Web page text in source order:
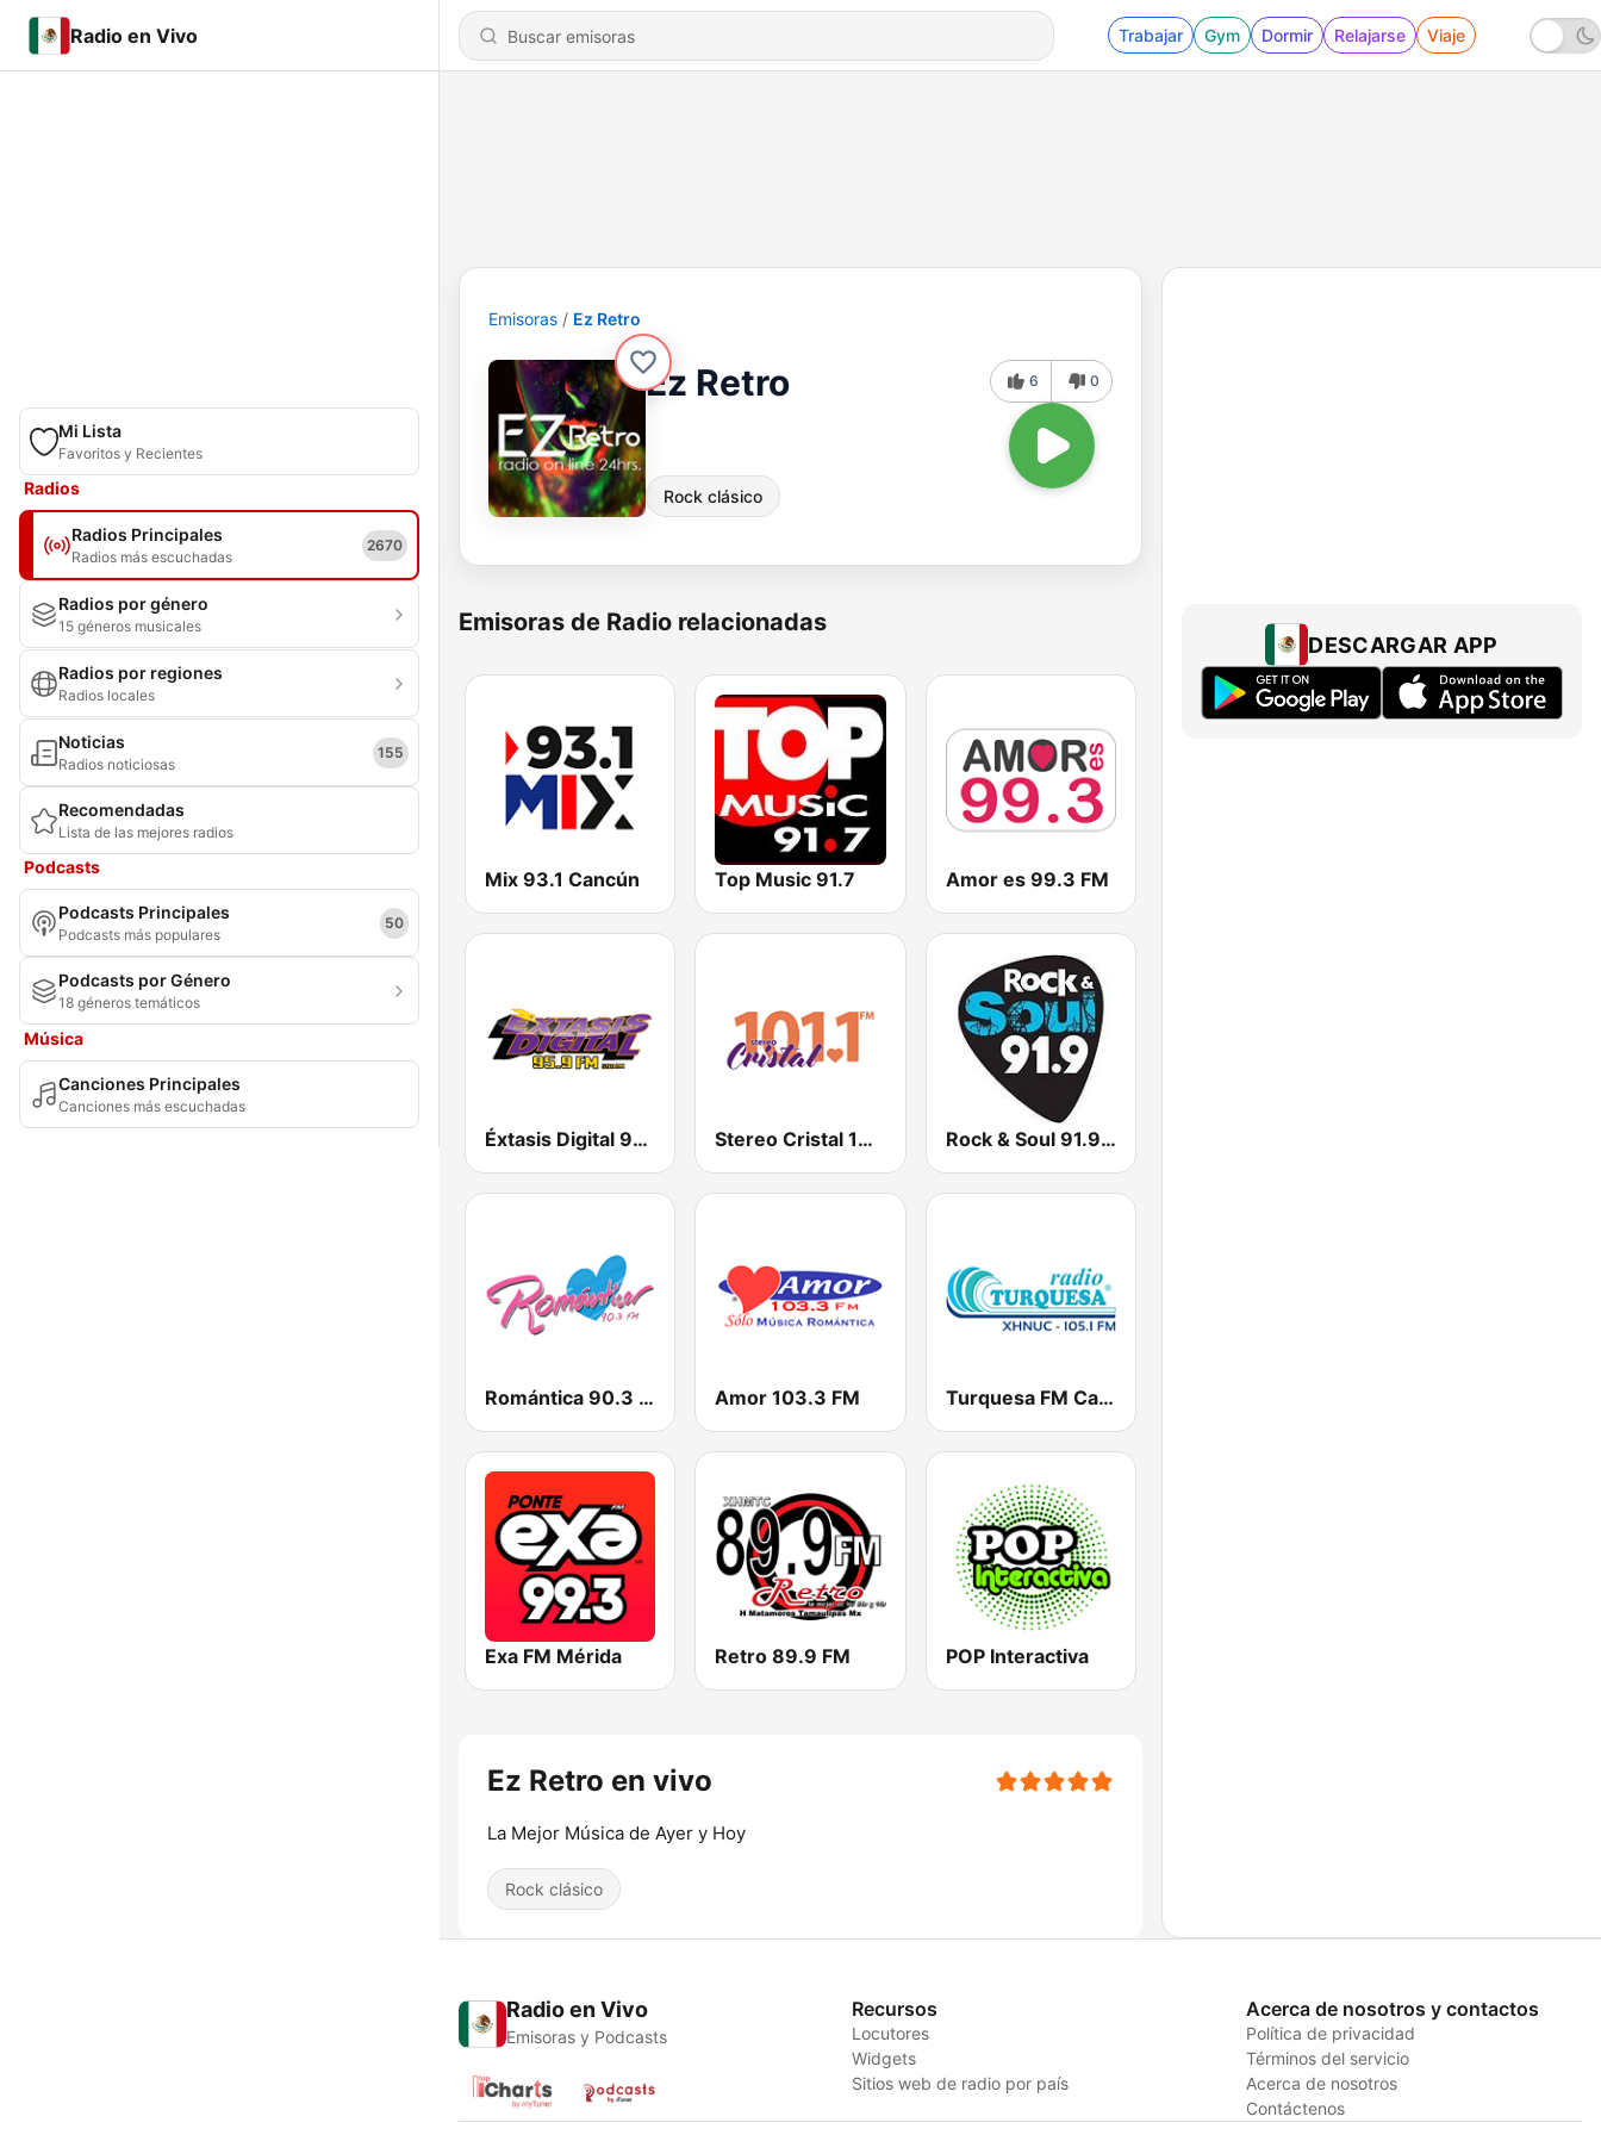
Radio en Vivo Trabajar Gym Dormir Relajarse Viaje
Mi Lista
Favoritos y Recientes
Radios
Radios Principales
Radios más escuchadas
2670
Radios por género
15 géneros musicales
Radios por regiones
Radios locales
Noticias
Radios noticiosas
155
Recomendadas
Lista de las mejores radios
Podcasts
Podcasts Principales
Podcasts más populares
50
Podcasts por Género
18 géneros temáticos
Música
Canciones Principales
Canciones más escuchadas
Emisoras Ez Retro
Ez Retro
Rock clásico
6 0
Emisoras de Radio relacionadas
Mix 93.1 Cancún Top Music 91.7 Amor es 99.3 FM
Éxtasis Digital 95.9 FM Stereo Cristal 101.1 FM Rock & Soul 91.9 FM
Romántica 90.3 FM Amor 103.3 FM Turquesa FM Cancún
Exa FM Mérida Retro 89.9 FM POP Interactiva
Ez Retro en vivo
La Mejor Música de Ayer y Hoy
Rock clásico
DESCARGAR APP
Radio en Vivo
Emisoras y Podcasts
Recursos
Locutores
Widgets
Sitios web de radio por país
Acerca de nosotros y contactos
Política de privacidad
Términos del servicio
Acerca de nosotros
Contáctenos